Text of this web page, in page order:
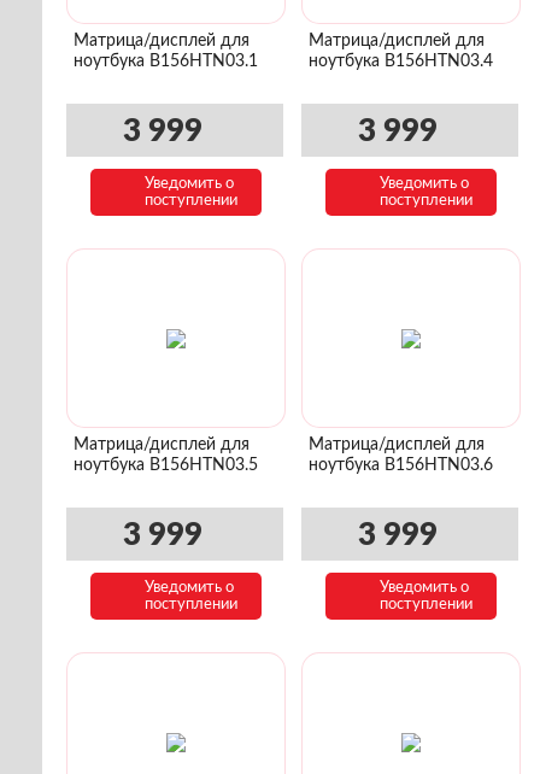
Матрица/дисплей для
ноутбука B156HTN03.1
3 999
Уведомить о
поступлении
Матрица/дисплей для
ноутбука B156HTN03.4
3 999
Уведомить о
поступлении
Матрица/дисплей для
ноутбука B156HTN03.5
3 999
Уведомить о
поступлении
Матрица/дисплей для
ноутбука B156HTN03.6
3 999
Уведомить о
поступлении